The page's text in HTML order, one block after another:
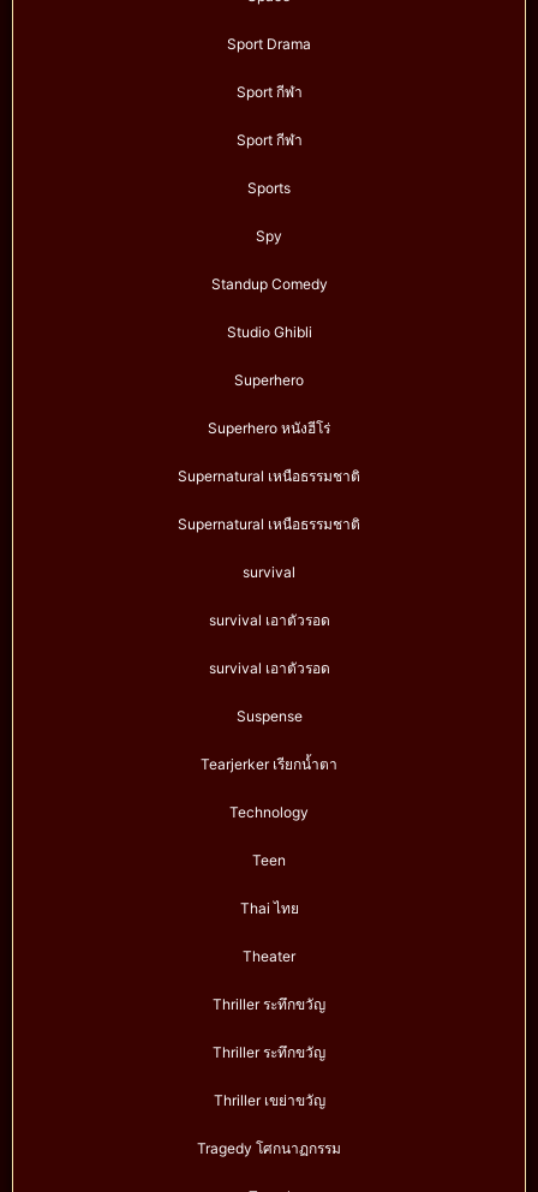
Sport Drama
Sport กีฬา
Sport กีฬา
Sports
Spy
Standup Comedy
Studio Ghibli
Superhero
Superhero หนังฮีโร่
Supernatural เหนือธรรมชาติ
Supernatural เหนือธรรมชาติ
survival
survival เอาตัวรอด
survival เอาตัวรอด
Suspense
Tearjerker เรียกน้ำตา
Technology
Teen
Thai ไทย
Theater
Thriller ระทึกขวัญ
Thriller ระทึกขวัญ
Thriller เขย่าขวัญ
Tragedy โศกนาฏกรรม